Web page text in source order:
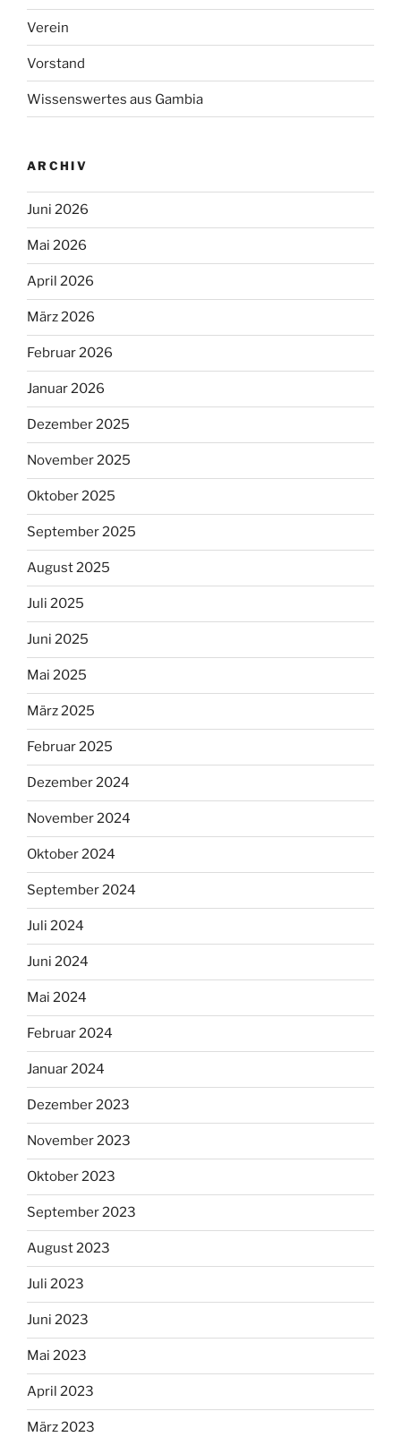
Verein
Vorstand
Wissenswertes aus Gambia
ARCHIV
Juni 2026
Mai 2026
April 2026
März 2026
Februar 2026
Januar 2026
Dezember 2025
November 2025
Oktober 2025
September 2025
August 2025
Juli 2025
Juni 2025
Mai 2025
März 2025
Februar 2025
Dezember 2024
November 2024
Oktober 2024
September 2024
Juli 2024
Juni 2024
Mai 2024
Februar 2024
Januar 2024
Dezember 2023
November 2023
Oktober 2023
September 2023
August 2023
Juli 2023
Juni 2023
Mai 2023
April 2023
März 2023